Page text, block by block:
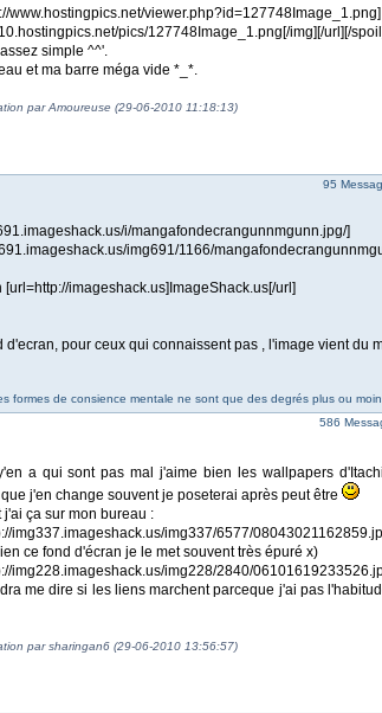
www.hostingpics.net/viewer.php?id=127748Image_1.png]
pics/127748Image_1.png[/img][/url][/
simple ^^'.
et ma barre méga vide *_*.
par Amoureuse (29-06-2010 11:18:13)
95
i/mangafondecrangunnmgunn.jpg/]
img691/1166/
[url=http://imageshack.us]ImageShack.us[/url]
d'ecran, pour ceux qui connaissent pas , l'image vient du
formes de consience mentale ne sont que des degrés plus ou
586
a qui sont pas mal j'aime bien les wallpapers
j'en change souvent je poseterai après peut être
j'ai ça sur mon bureau :
img337.imageshack.us/img337/6577/
ce fond d'écran je le met souvent très épuré x)
img228.imageshack.us/img228/2840/
me dire si les liens marchent parceque j'ai pas
par sharingan6 (29-06-2010 13:56:57)